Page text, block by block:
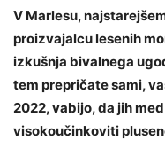
V Marlesu,
proizvajalcu lesenih
izkušnja bivalnega
tem prepričate sami,
2022, vabijo, da jih
visokoučinkoviti